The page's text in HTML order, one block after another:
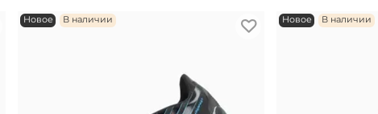
Новое В наличии Новое В наличии